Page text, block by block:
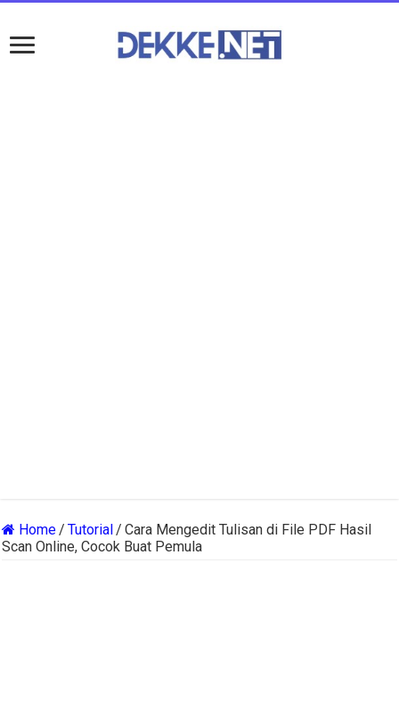
Home/ Tutorial/ Cara Mengedit Tulisan di File PDF Hasil
Scan Online, Cocok Buat Pemula